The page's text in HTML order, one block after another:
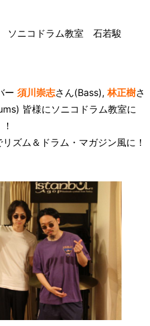
ー 須川崇志さん(Bass),林正樹さ
皆様にソニコドラム教室に
ズム＆ドラム・マガジン風に！